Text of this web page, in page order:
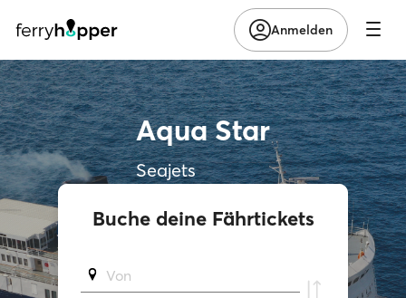
Anmelden
Aqua Star
Seajets
Buche deine Fährtickets
Von